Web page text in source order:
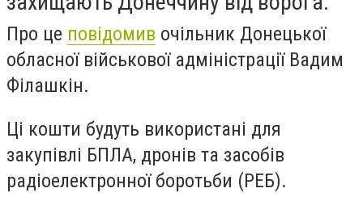
Про це повідомив очільник Донецької
обласної військової адміністрації Вадим
Філашкін.
Ці кошти будуть використані для
закупівлі БПЛА, дронів та засобів
радіоелектронної боротьби (РЕБ).